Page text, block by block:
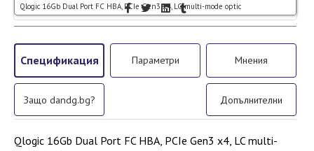
Qlogic 16Gb Dual Port FC HBA, PCIe Gen3 x4, LC multi-mode optic
Спецификация Параметри Мнения
Защо dandg.bg? Допълнителни
Qlogic 16Gb Dual Port FC HBA, PCIe Gen3 x4, LC multi-